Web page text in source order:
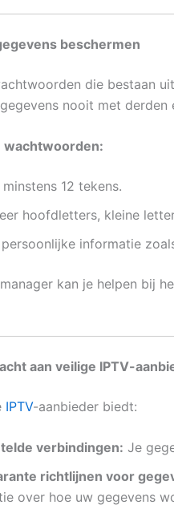
beschermen
die bestaan
nooit met
wachtwoorden:
12 tekens.
hoofdletters, kleine
informatie
kan je helpen bij
aan veilige IPTV-
IPTV-aanbieder biedt:
verbindingen: Je
richtlijnen voor
over hoe uw gegevens